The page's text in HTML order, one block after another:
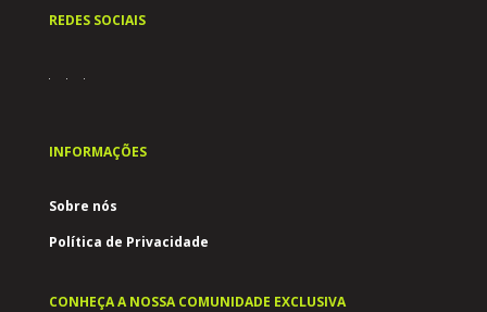
REDES SOCIAIS
INFORMAÇÕES
Sobre nós
Política de Privacidade
CONHEÇA A NOSSA COMUNIDADE EXCLUSIVA